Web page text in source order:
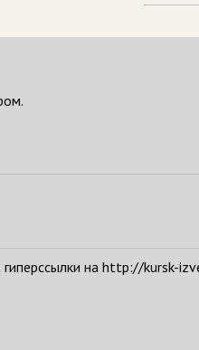
на http://kursk-